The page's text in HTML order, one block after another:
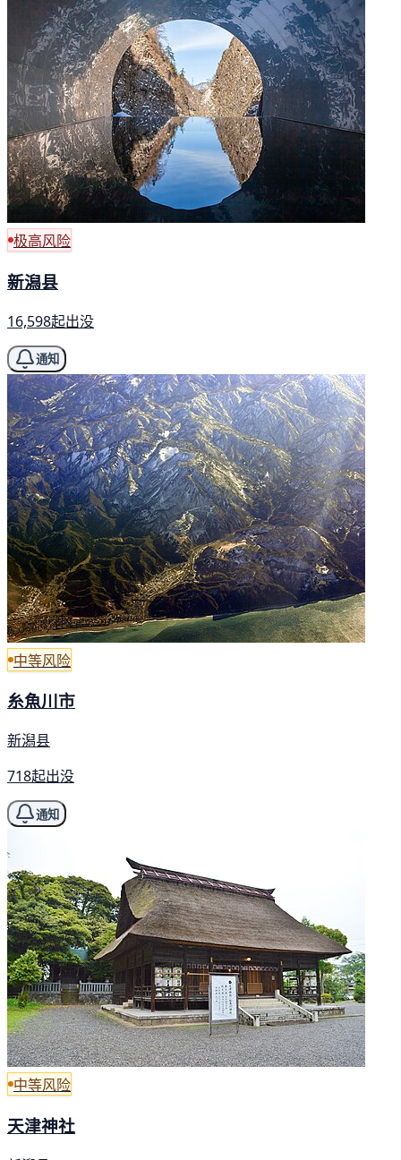
极高风险
新潟县
16,598起出没
通知
中等风险
糸魚川市
新潟县
718起出没
通知
中等风险
天津神社